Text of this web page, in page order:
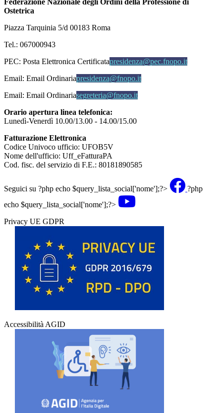
Ostetrica
Piazza Tarquinia 5/d 00183 Roma
Tel.: 067000943
PEC: Posta Elettronica Certificatapresidenza@pec.fnopo.it
Email: Email Ordinariapresidenza@fnopo.it
Email: Email Ordinariasegreteria@fnopo.it
Orario apertura linea telefonica:
Lunedì-Venerdì 10.00/13.00 - 14.00/15.00
Fatturazione Elettronica
Codice Univoco ufficio: UFOB5V
Nome dell'ufficio: Uff_eFatturaPA
Cod. fisc. del servizio di F.E.: 80181890585
Seguici su ?php echo $query_lista_social['nome'];?>
?php
echo $query_lista_social['nome'];?>
Privacy UE GDPR
Accessibilità AGID